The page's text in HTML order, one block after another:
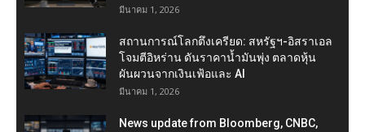
มีนาคม 1, 2026
สถานการณ์โลกตึงเครียด: สหรัฐฯ-อิสราเอล
โจมตีอิหร่าน ดันราคาน้ำมันพุ่ง ตลาดหุ้น
ผันผวนจากเงินเฟ้อและ AI
มีนาคม 1, 2026
News update from Bloomberg, CNBC,